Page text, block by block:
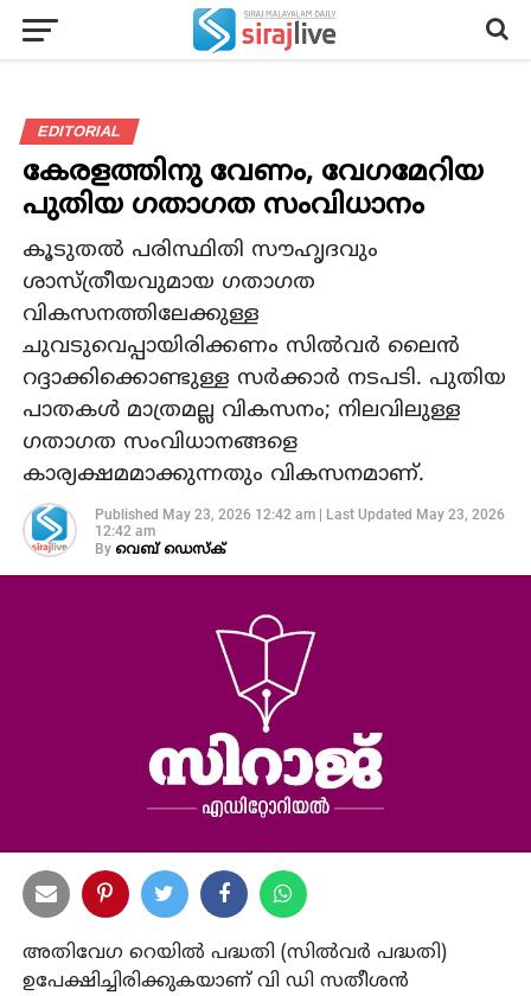
EDITORIAL
കേരളത്തിനു വേണം, വേഗമേറിയ
പുതിയ ഗതാഗത സംവിധാനം
കൂടുതൽ പരിസ്ഥിതി സൗഹൃദവും
ശാസ്ത്രീയവുമായ ഗതാഗത
വികസനത്തിലേക്കുള്ള
ചുവടുവെപ്പായിരിക്കണം സിൽവർ ലൈൻ
റദ്ദാക്കിക്കൊണ്ടുള്ള സർക്കാർ നടപടി. പുതിയ
പാതകൾ മാത്രമല്ല വികസനം; നിലവിലുള്ള
ഗതാഗത സംവിധാനങ്ങളെ
കാര്യക്ഷമമാക്കുന്നതും വികസനമാണ്.
Published May 23, 2026 12:42 am| Last Updated May 23, 2026
12:42 am
By വെബ് ഡെസ്‌ക്
അതിവേഗ റെയിൽ പദ്ധതി (സിൽവർ പദ്ധതി)
ഉപേക്ഷിച്ചിരിക്കുകയാണ് വി ഡി സതീശൻ